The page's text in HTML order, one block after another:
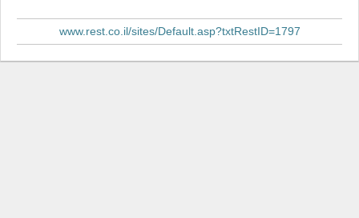
www.rest.co.il/sites/Default.asp?txtRestID=1797